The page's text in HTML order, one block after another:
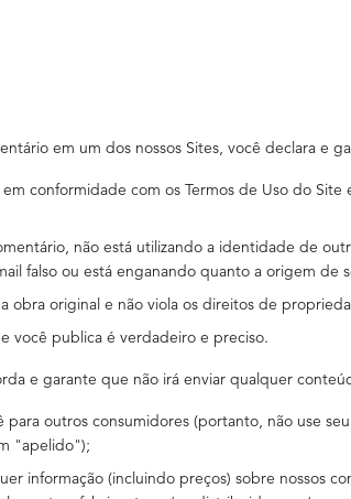
em um dos nossos Sites, você declara e
conformidade com os Termos de Uso do Site
não está utilizando a identidade de
falso ou está enganando quanto a origem de
obra original e não viola os direitos de
você publica é verdadeiro e preciso.
e garante que não irá enviar qualquer
outros consumidores (portanto, não use
"apelido");
informação (incluindo preços) sobre nossos